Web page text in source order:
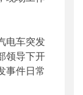
电车突发
领导下开
事件日常